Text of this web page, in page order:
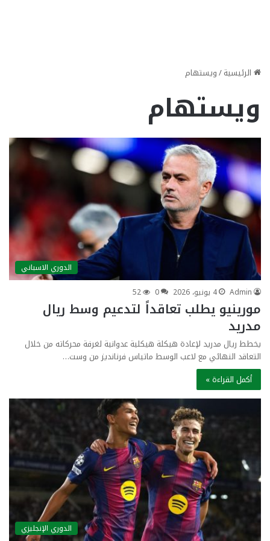
الرئيسية/ويستهام
ويستهام
الدوري الاسباني
Admin
4 يونيو، 2026 0
52
مورينيو يطلب تعاقداً لتدعيم وسط ريال
مدريد
يخطط ريال مدريد لإعادة هيكلة هيكلية عدوانية لغرفة محركاته من خلال
التعاقد النهائي مع لاعب الوسط ماتياس فرنانديز من وست…
أكمل القراءة »
الدوري الإنجليزي